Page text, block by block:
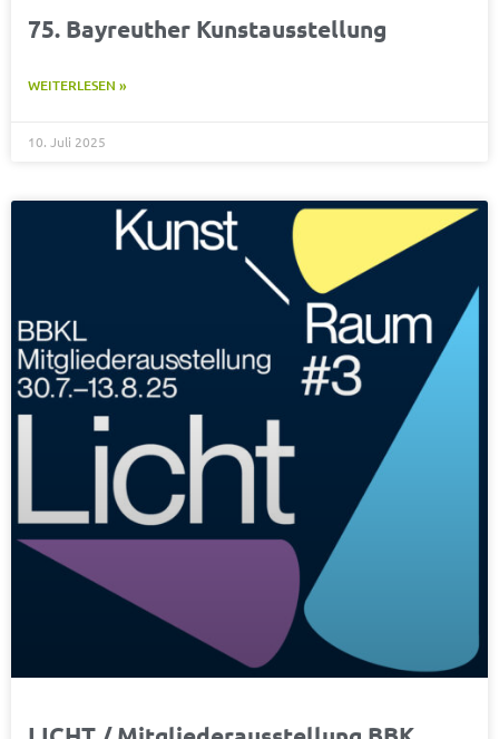
75. Bayreuther Kunstausstellung
WEITERLESEN »
10. Juli 2025